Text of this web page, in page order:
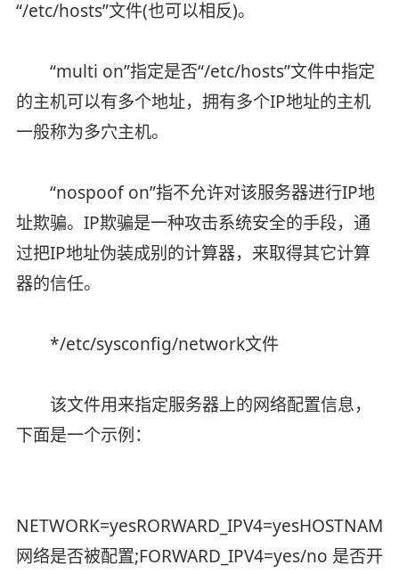
“/etc/hosts”文件(也可以相反)。
“multi on”指定是否“/etc/hosts”文件中指定
的主机可以有多个地址，拥有多个IP地址的主机
一般称为多穴主机。
“nospoof on”指不允许对该服务器进行IP地
址欺骗。IP欺骗是一种攻击系统安全的手段，通
过把IP地址伪装成别的计算器，来取得其它计算
器的信任。
*/etc/sysconfig/network文件
该文件用来指定服务器上的网络配置信息，
下面是一个示例：
网络是否被配置;FORWARD_IPV4=yes/no 是否开